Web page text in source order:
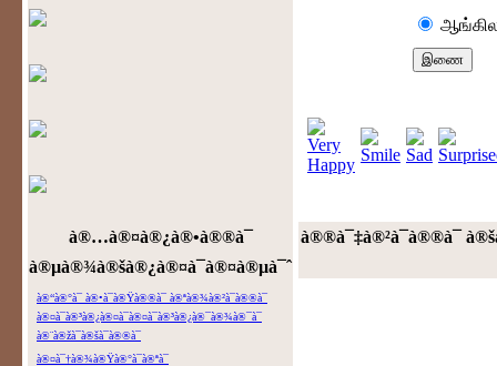
à®…à®¤à®¿à®•à®®à¯
à®µà®¾à®šà®¿à®¤à¯à®¤à®µà¯ˆ
à®“à®°à¯ à®•à¯à®Ÿà®®à¯ à®ªà®¾à®²à¯à®®à¯
à®¤à¯à®³à®¿à®¤à¯à®¤à¯à®³à®¿à®¯à®¾à®¯à¯
à®¨à®žà¯à®šà¯à®®à¯
à®¤à¯†à®¾à®Ÿà®°à¯à®ªà¯
à®®à¯‡à®²à¯à®®à¯